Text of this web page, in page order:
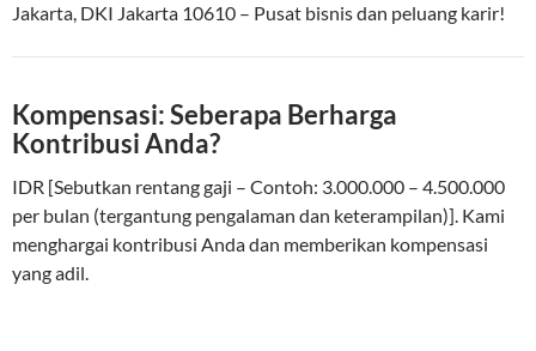
Jakarta, DKI Jakarta 10610 – Pusat bisnis dan peluang karir!
Kompensasi: Seberapa Berharga
Kontribusi Anda?
IDR [Sebutkan rentang gaji – Contoh: 3.000.000 – 4.500.000
per bulan (tergantung pengalaman dan keterampilan)]. Kami
menghargai kontribusi Anda dan memberikan kompensasi
yang adil.